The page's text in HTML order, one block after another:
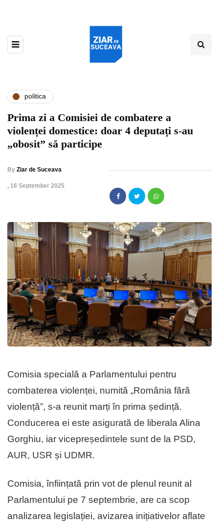
politica
Prima zi a Comisiei de combatere a
violenței domestice: doar 4 deputați s-au
„obosit” să participe
By Ziar de Suceava
, 16 September 2025
Comisia specială a Parlamentului pentru
combaterea violenței, numită „România fără
violență”, s-a reunit marți în prima ședință.
Conducerea ei este asigurată de liberala Alina
Gorghiu, iar vicepreședintele sunt de la PSD,
AUR, USR și UDMR.
Comisia, înființată prin vot de plenul reunit al
Parlamentului pe 7 septembrie, are ca scop
analizarea legislației, avizarea inițiativelor aflate